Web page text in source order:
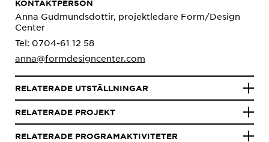
KONTAKTPERSON
Anna Gudmundsdottir, projektledare Form/Design
Center
Tel: 0704-61 12 58
anna@formdesigncenter.com
RELATERADE UTSTÄLLNINGAR
RELATERADE PROJEKT
RELATERADE PROGRAMAKTIVITETER